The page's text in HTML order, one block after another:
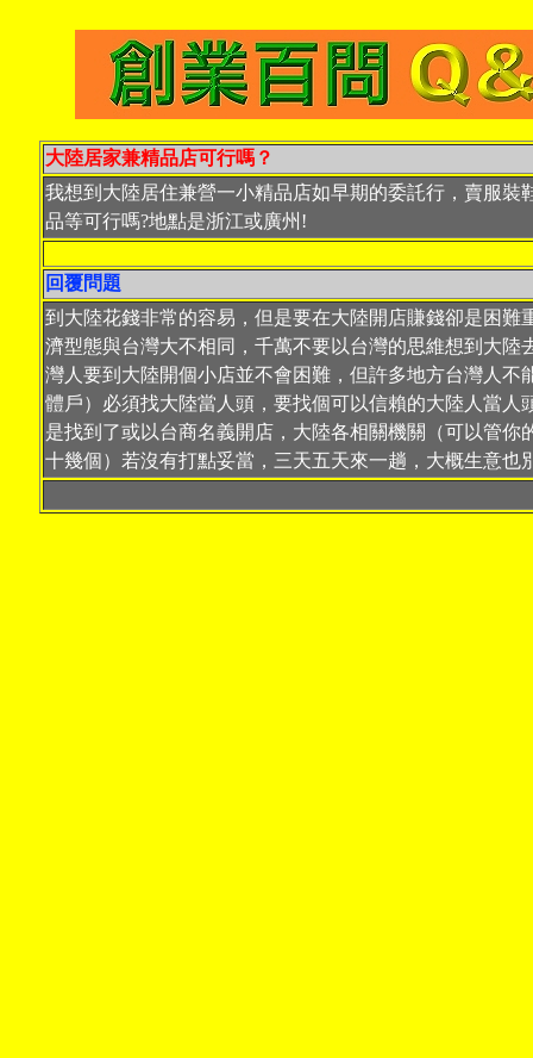
大陸居家兼精品店可行嗎？
我想到大陸居住兼營一小精品店如早期的委託行，賣服裝
品等可行嗎?地點是浙江或廣州!
回覆問題
到大陸花錢非常的容易，但是要在大陸開店賺錢卻是困難
濟型態與台灣大不相同，千萬不要以台灣的思維想到大陸
灣人要到大陸開個小店並不會困難，但許多地方台灣人不
體戶）必須找大陸當人頭，要找個可以信賴的大陸人當人
是找到了或以台商名義開店，大陸各相關機關（可以管你
十幾個）若沒有打點妥當，三天五天來一趟，大概生意也